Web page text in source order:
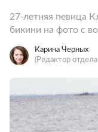
27-летняя певица
бикини на фото с
Карина Черных
(Редактор